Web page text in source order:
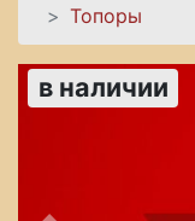
Топоры
в наличии